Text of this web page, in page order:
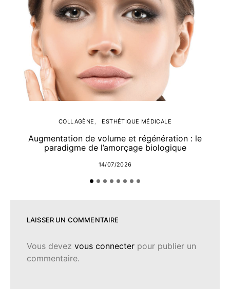
COLLAGÈNE ESTHÉTIQUE MÉDICALE
Augmentation de volume et régénération : le
paradigme de l’amorçage biologique
14/07/2026
LAISSER UN COMMENTAIRE
Vous devez vous connecter pour publier un
commentaire.